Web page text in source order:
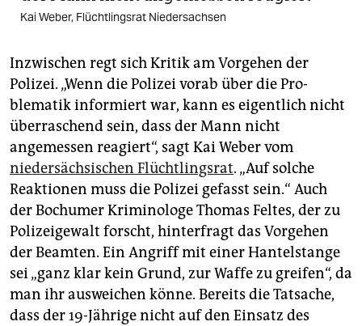
Kai Weber, Flüchtlingsrat Niedersachsen
Inzwischen regt sich Kritik am Vorgehen der
Polizei. „Wenn die Polizei vorab über die Pro­
blematik informiert war, kann es eigentlich nicht
überraschend sein, dass der Mann nicht
angemessen reagiert“, sagt Kai Weber vom
niedersächsischen Flüchtlingsrat. „Auf solche
Reaktionen muss die Polizei gefasst sein.“ Auch
der Bochumer Kriminologe Thomas Feltes, der zu
Polizeigewalt forscht, hinterfragt das Vorgehen
der Beamten. Ein Angriff mit einer Hantelstange
sei „ganz klar kein Grund, zur Waffe zu greifen“, da
man ihr ausweichen könne. Bereits die Tatsache,
dass der 19-Jährige nicht auf den Einsatz des